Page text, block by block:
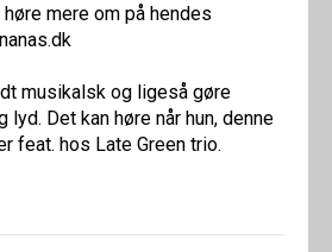
mere om på hendes
musikalsk og ligeså gøre
Det kan høre når hun, denne
feat. hos Late Green trio.